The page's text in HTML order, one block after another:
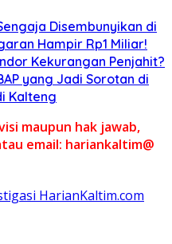
Disembunyikan di
Hampir Rp1 Miliar!
Kekurangan Penjahit?
yang Jadi Sorotan di
Kalteng
maupun hak jawab,
email: hariankaltim@